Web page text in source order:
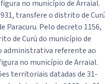
no município de Arraial.
transfere o distrito de
Paracuru. Pelo decreto 1156,
de Curú do município de
administrativa referente ao
no município de Arraial.
territoriais datadas de 31-